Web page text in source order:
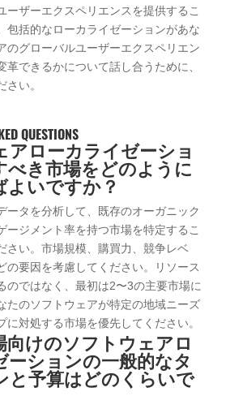
ーザーエクスペリエンスを提供するこ
包括的なローカライゼーションがあな
のグローバルユーザーエクスペリエン
革できるかについて話し合うために、
さい。
QUESTIONS
アローカライゼーショ
べき市場をどのように
よいですか？
ータを分析して、既存のオーガニック
ージメント率を持つ市場を特定するこ
さい。市場規模、購買力、競争レベ
の要因を考慮してください。リソース
のではなく、最初は2〜3の主要市場に
たのソフトウェアが特定の地域ニーズ
に対処する市場を優先してください。
向けのソフトウェアロ
ーションの一般的なタ
と予算はどのくらいで